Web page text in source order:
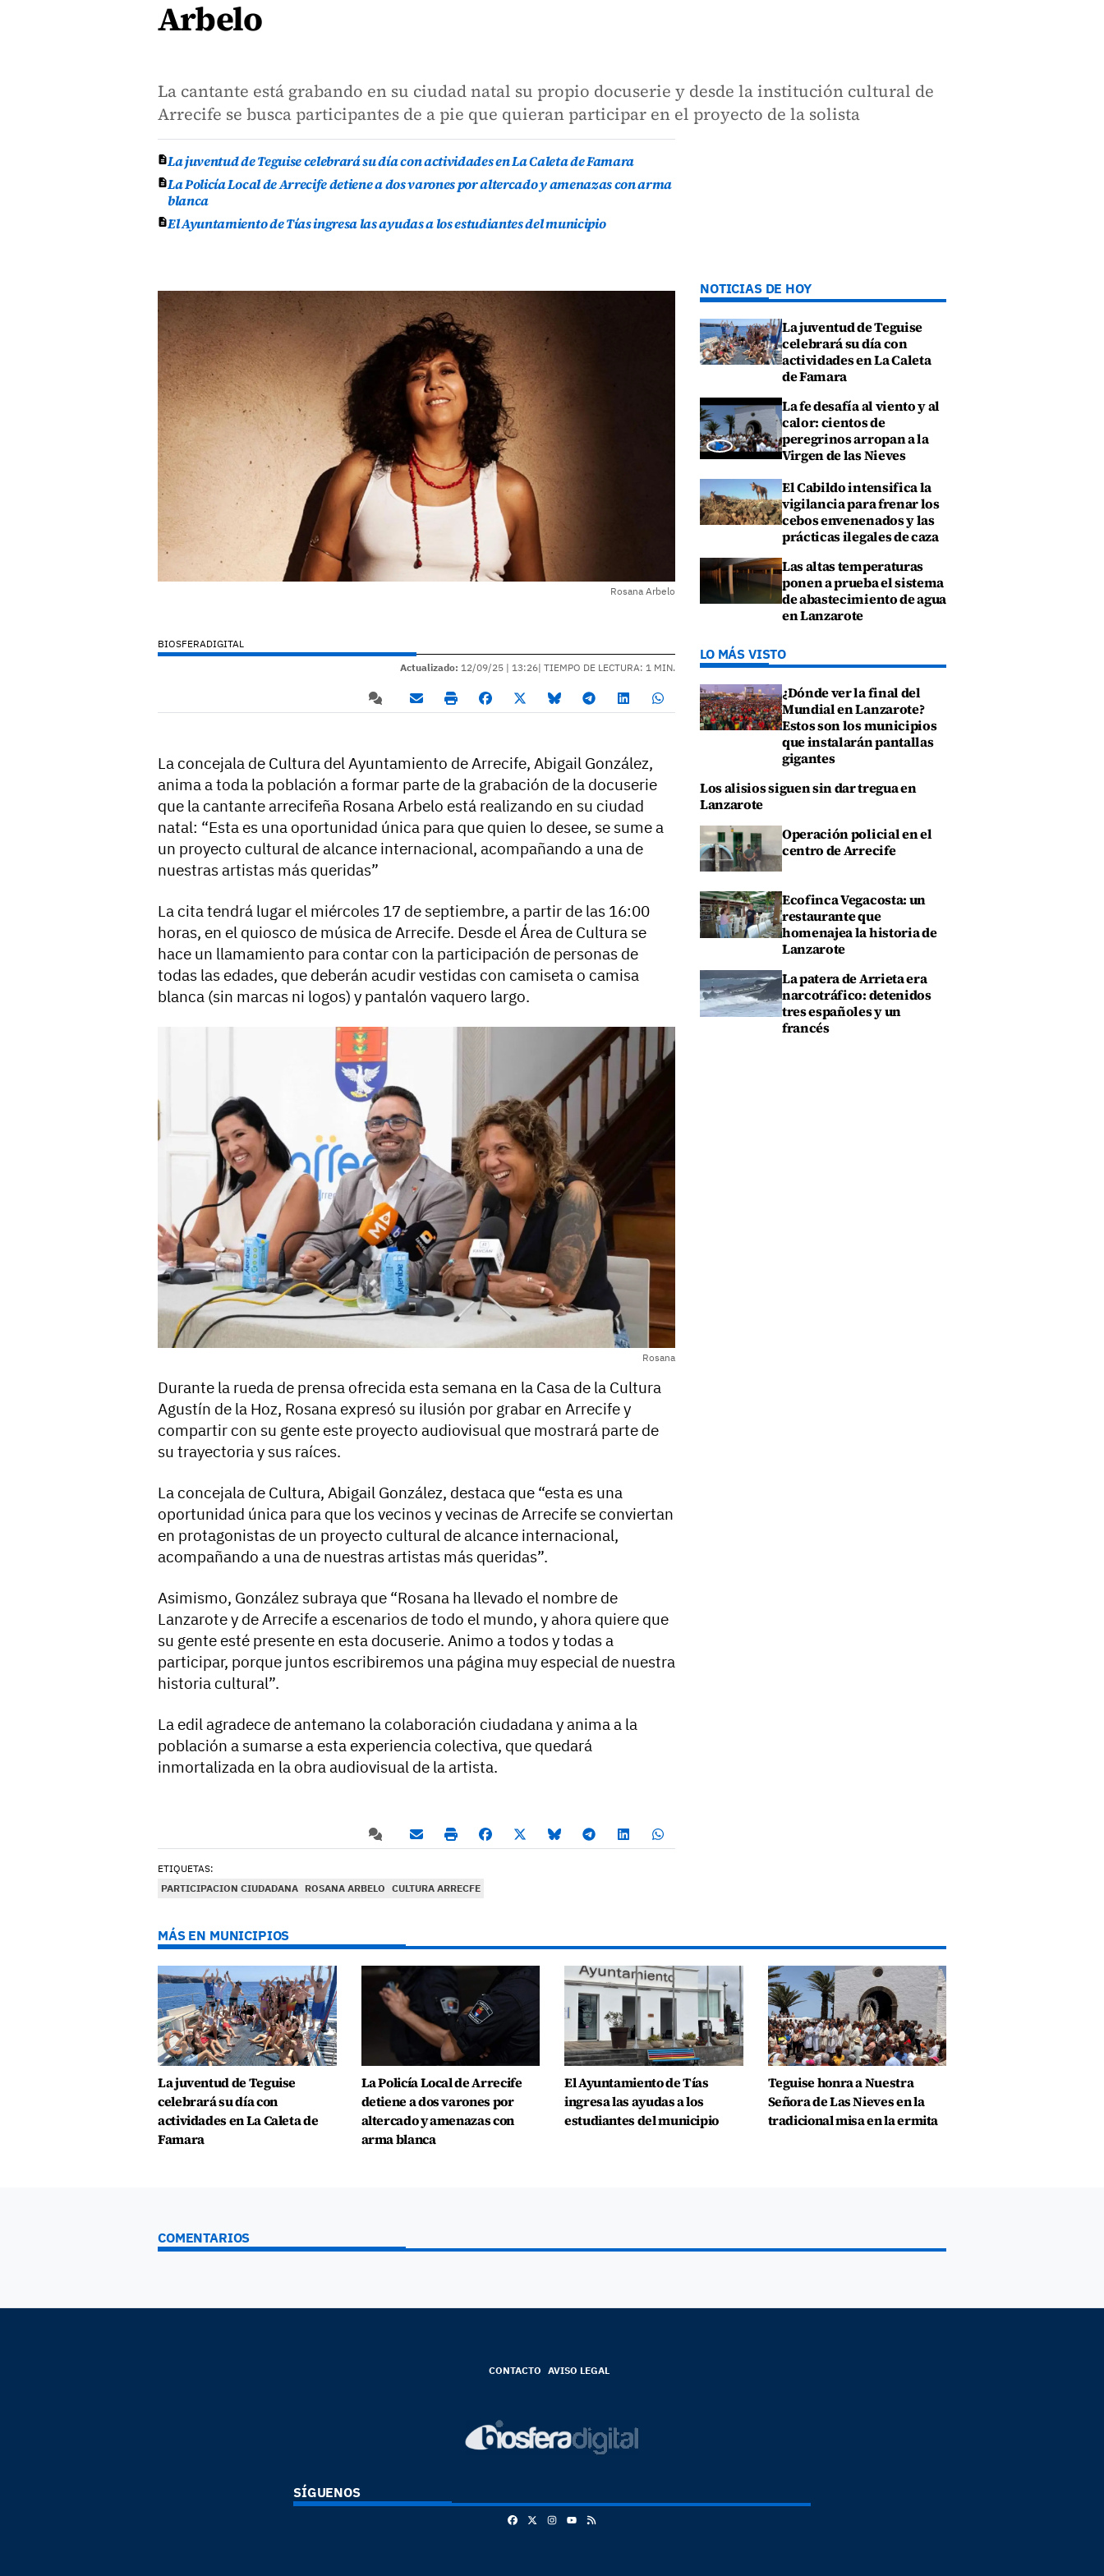
Arbelo
La cantante está grabando en su ciudad natal su propio docuserie y desde la institución cultural de
Arrecife se busca participantes de a pie que quieran participar en el proyecto de la solista
La juventud de Teguise celebrará su día con actividades en La Caleta de Famara
La Policía Local de Arrecife detiene a dos varones por altercado y amenazas con arma
blanca
El Ayuntamiento de Tías ingresa las ayudas a los estudiantes del municipio
Rosana Arbelo
BIOSFERADIGITAL
Actualizado: 12/09/25 | 13:26| TIEMPO DE LECTURA: 1 MIN.
La concejala de Cultura del Ayuntamiento de Arrecife, Abigail González,
anima a toda la población a formar parte de la grabación de la docuserie
que la cantante arrecifeña Rosana Arbelo está realizando en su ciudad
natal: “Esta es una oportunidad única para que quien lo desee, se sume a
un proyecto cultural de alcance internacional, acompañando a una de
nuestras artistas más queridas”
La cita tendrá lugar el miércoles 17 de septiembre, a partir de las 16:00
horas, en el quiosco de música de Arrecife. Desde el Área de Cultura se
hace un llamamiento para contar con la participación de personas de
todas las edades, que deberán acudir vestidas con camiseta o camisa
blanca (sin marcas ni logos) y pantalón vaquero largo.
Rosana
Durante la rueda de prensa ofrecida esta semana en la Casa de la Cultura
Agustín de la Hoz, Rosana expresó su ilusión por grabar en Arrecife y
compartir con su gente este proyecto audiovisual que mostrará parte de
su trayectoria y sus raíces.
La concejala de Cultura, Abigail González, destaca que “esta es una
oportunidad única para que los vecinos y vecinas de Arrecife se conviertan
en protagonistas de un proyecto cultural de alcance internacional,
acompañando a una de nuestras artistas más queridas”.
Asimismo, González subraya que “Rosana ha llevado el nombre de
Lanzarote y de Arrecife a escenarios de todo el mundo, y ahora quiere que
su gente esté presente en esta docuserie. Animo a todos y todas a
participar, porque juntos escribiremos una página muy especial de nuestra
historia cultural”.
La edil agradece de antemano la colaboración ciudadana y anima a la
población a sumarse a esta experiencia colectiva, que quedará
inmortalizada en la obra audiovisual de la artista.
ETIQUETAS:
PARTICIPACION CIUDADANA ROSANA ARBELO CULTURA ARRECFE
NOTICIAS DE HOY
La juventud de Teguise
celebrará su día con
actividades en La Caleta
de Famara
La fe desafía al viento y al
calor: cientos de
peregrinos arropan a la
Virgen de las Nieves
El Cabildo intensifica la
vigilancia para frenar los
cebos envenenados y las
prácticas ilegales de caza
Las altas temperaturas
ponen a prueba el sistema
de abastecimiento de agua
en Lanzarote
LO MÁS VISTO
¿Dónde ver la final del
Mundial en Lanzarote?
Estos son los municipios
que instalarán pantallas
gigantes
Los alisios siguen sin dar tregua en
Lanzarote
Operación policial en el
centro de Arrecife
Ecofinca Vegacosta: un
restaurante que
homenajea la historia de
Lanzarote
La patera de Arrieta era
narcotráfico: detenidos
tres españoles y un
francés
MÁS EN MUNICIPIOS
La juventud de Teguise
celebrará su día con
actividades en La Caleta de
Famara
La Policía Local de Arrecife
detiene a dos varones por
altercado y amenazas con
arma blanca
El Ayuntamiento de Tías
ingresa las ayudas a los
estudiantes del municipio
Teguise honra a Nuestra
Señora de Las Nieves en la
tradicional misa en la ermita
COMENTARIOS
CONTACTO AVISO LEGAL
SÍGUENOS
FacebookInstagram